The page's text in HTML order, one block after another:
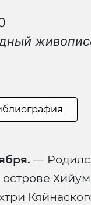
—